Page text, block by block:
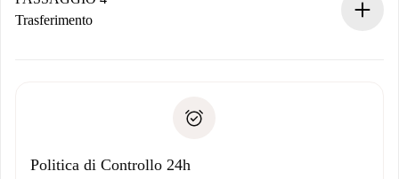
Se rifiutata: non ti addebiteremo nulla e ti proporremo
Domiciliazione del pagamento
Trasferimento
solo se non segnali problemi.
Politica di Controllo 24h